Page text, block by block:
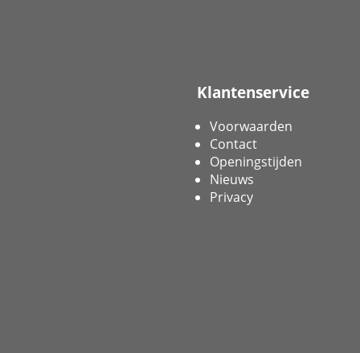
Klantenservice
Voorwaarden
Contact
Openingstijden
Nieuws
Privacy